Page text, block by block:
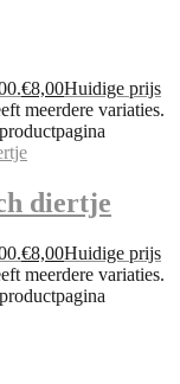
€8,00Huidige prijs
meerdere variaties.
diertje
€8,00Huidige prijs
meerdere variaties.